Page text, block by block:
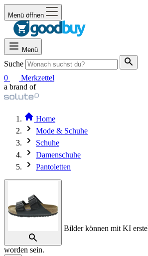
Menü öffnen
Menü
Suche
0
Merkzettel
a brand of
Home
Mode & Schuhe
Schuhe
Damenschuhe
Pantoletten
Bilder können mit KI
worden sein.